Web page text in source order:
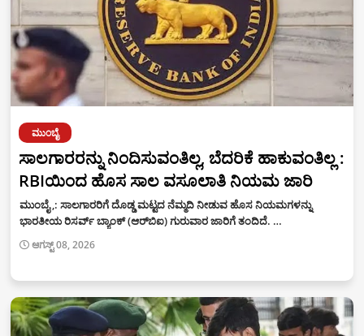
ಮುಂಬೈ
ಸಾಲಗಾರರನ್ನು ನಿಂದಿಸುವಂತಿಲ್ಲ, ಬೆದರಿಕೆ ಹಾಕುವಂತಿಲ್ಲ :
RBIಯಿಂದ ಹೊಸ ಸಾಲ ವಸೂಲಾತಿ ನಿಯಮ ಜಾರಿ
ಮುಂಬೈ ,: ಸಾಲಗಾರರಿಗೆ ದೊಡ್ಡ ಮಟ್ಟದ ನೆಮ್ಮದಿ ನೀಡುವ ಹೊಸ ನಿಯಮಗಳನ್ನು
ಭಾರತೀಯ ರಿಸರ್ವ್ ಬ್ಯಾಂಕ್ (ಆರ್‌ಬಿಐ) ಗುರುವಾರ ಜಾರಿಗೆ ತಂದಿದೆ. …
ಆಗಸ್ಟ್ 08, 2026